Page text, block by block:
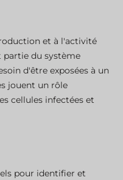
et à l'activité
partie du système
d'être exposées à un
jouent un rôle
cellules infectées et
pour identifier et